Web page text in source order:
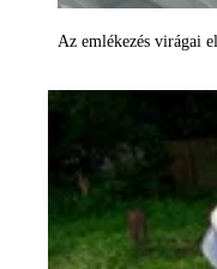
Az emlékezés virágai